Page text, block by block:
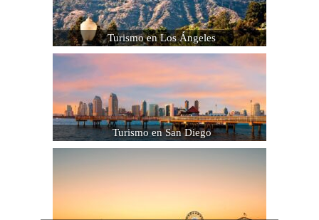
Turismo en Los Ángeles
Turismo en San Diego